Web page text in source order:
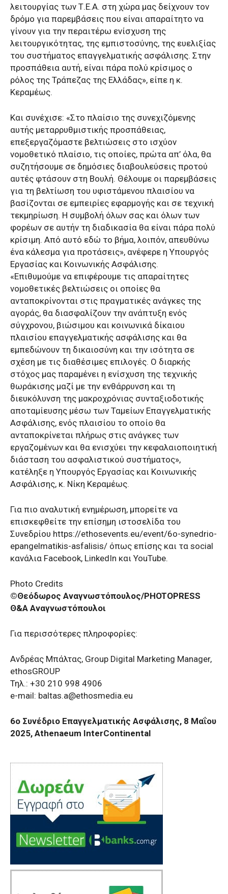
λειτουργίας των Τ.Ε.Α. στη χώρα μας δείχνουν τον
δρόμο για παρεμβάσεις που είναι απαραίτητο να
γίνουν για την περαιτέρω ενίσχυση της
λειτουργικότητας, της εμπιστοσύνης, της ευελιξίας
του συστήματος επαγγελματικής ασφάλισης. Στην
προσπάθεια αυτή, είναι πάρα πολύ κρίσιμος ο
ρόλος της Τράπεζας της Ελλάδας», είπε η κ.
Κεραμέως.
Και συνέχισε: «Στο πλαίσιο της συνεχιζόμενης
αυτής μεταρρυθμιστικής προσπάθειας,
επεξεργαζόμαστε βελτιώσεις στο ισχύον
νομοθετικό πλαίσιο, τις οποίες, πρώτα απ’ όλα, θα
συζητήσουμε σε δημόσιες διαβουλεύσεις προτού
αυτές φτάσουν στη Βουλή. Θέλουμε οι παρεμβάσεις
για τη βελτίωση του υφιστάμενου πλαισίου να
βασίζονται σε εμπειρίες εφαρμογής και σε τεχνική
τεκμηρίωση. Η συμβολή όλων σας και όλων των
φορέων σε αυτήν τη διαδικασία θα είναι πάρα πολύ
κρίσιμη. Από αυτό εδώ το βήμα, λοιπόν, απευθύνω
ένα κάλεσμα για προτάσεις», ανέφερε η Υπουργός
Εργασίας και Κοινωνικής Ασφάλισης.
«Επιθυμούμε να επιφέρουμε τις απαραίτητες
νομοθετικές βελτιώσεις οι οποίες θα
ανταποκρίνονται στις πραγματικές ανάγκες της
αγοράς, θα διασφαλίζουν την ανάπτυξη ενός
σύγχρονου, βιώσιμου και κοινωνικά δίκαιου
πλαισίου επαγγελματικής ασφάλισης και θα
εμπεδώνουν τη δικαιοσύνη και την ισότητα σε
σχέση με τις διαθέσιμες επιλογές. Ο διαρκής
στόχος μας παραμένει η ενίσχυση της τεχνικής
θωράκισης μαζί με την ενθάρρυνση και τη
διευκόλυνση της μακροχρόνιας συνταξιοδοτικής
αποταμίευσης μέσω των Ταμείων Επαγγελματικής
Ασφάλισης, ενός πλαισίου το οποίο θα
ανταποκρίνεται πλήρως στις ανάγκες των
εργαζομένων και θα ενισχύει την κεφαλαιοποιητική
διάσταση του ασφαλιστικού συστήματος»,
κατέληξε η Υπουργός Εργασίας και Κοινωνικής
Ασφάλισης, κ. Νίκη Κεραμέως.
Για πιο αναλυτική ενημέρωση, μπορείτε να
επισκεφθείτε την επίσημη ιστοσελίδα του
Συνεδρίου https://ethosevents.eu/event/6o-synedrio-
epangelmatikis-asfalisis/ όπως επίσης και τα social
κανάλια Facebook, LinkedIn και YouTube.
Photo Credits
©Θεόδωρος Αναγνωστόπουλος/PHOTOPRESS
Θ&Α Αναγνωστόπουλοι
Για περισσότερες πληροφορίες:
Ανδρέας Μπάλτας, Group Digital Marketing Manager,
ethosGROUP
Τηλ.: +30 210 998 4906
e-mail: baltas.a@ethosmedia.eu
6ο Συνέδριο Επαγγελματικής Ασφάλισης, 8 Μαΐου
2025, Athenaeum InterContinental